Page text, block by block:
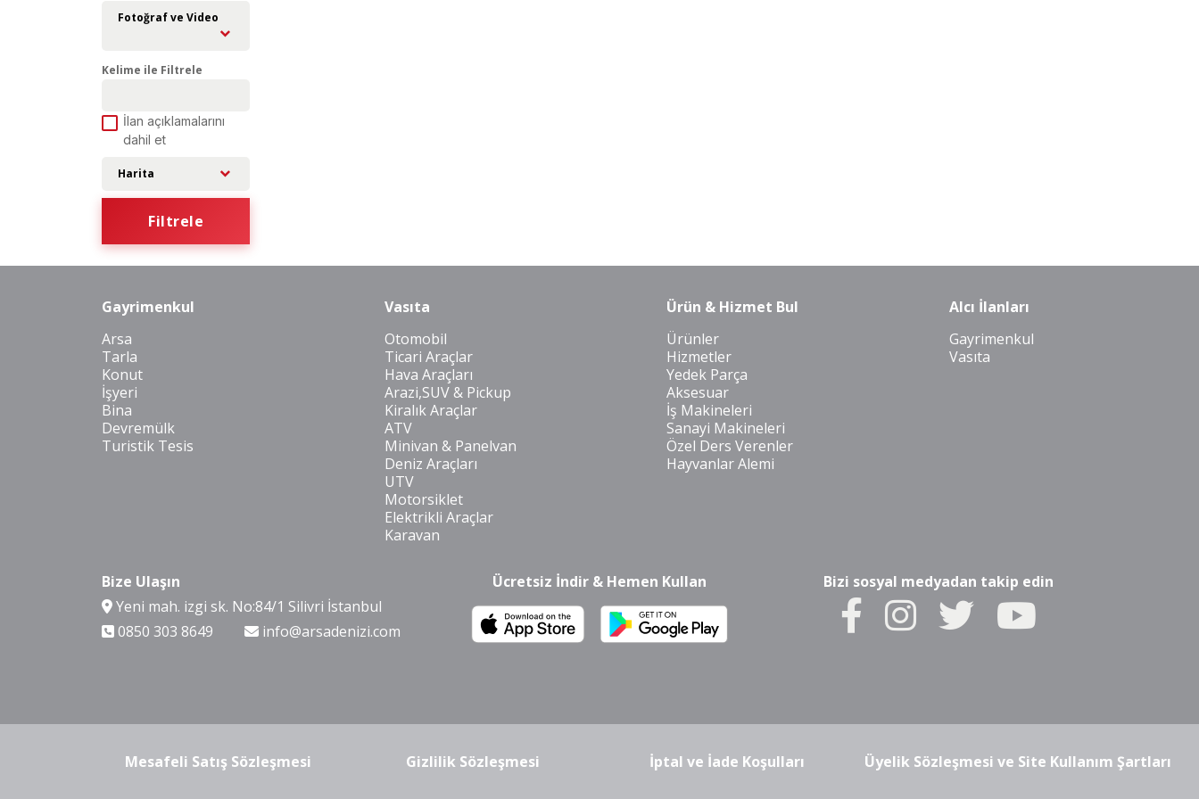
Fotoğraf ve Video
Kelime ile Filtrele
İlan açıklamalarını
dahil et
Harita
Filtrele
Gayrimenkul
Arsa
Tarla
Konut
İşyeri
Bina
Devremülk
Turistik Tesis
Vasıta
Otomobil
Ticari Araçlar
Hava Araçları
Arazi,SUV & Pickup
Kiralık Araçlar
ATV
Minivan & Panelvan
Deniz Araçları
UTV
Motorsiklet
Elektrikli Araçlar
Karavan
Ürün & Hizmet Bul
Ürünler
Hizmetler
Yedek Parça
Aksesuar
İş Makineleri
Sanayi Makineleri
Özel Ders Verenler
Hayvanlar Alemi
Alcı İlanları
Gayrimenkul
Vasıta
Bize Ulaşın
Yeni mah. izgi sk. No:84/1 Silivri İstanbul
0850 303 8649
info@arsadenizi.com
Ücretsiz İndir & Hemen Kullan Bizi sosyal medyadan takip edin
Mesafeli Satış Sözleşmesi Gizlilik Sözleşmesi İptal ve İade Koşulları Üyelik Sözleşmesi ve Site Kullanım Şartları